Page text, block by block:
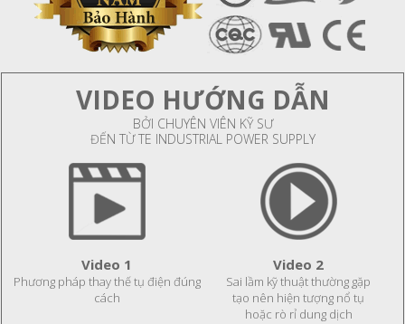
VIDEO HƯỚNG DẪN
BỞI CHUYÊN VIÊN KỸ SƯ
ĐẾN TỪ TE INDUSTRIAL POWER SUPPLY
Video 1
Phương pháp thay thế tụ điện đúng
cách
Video 2
Sai lầm kỹ thuật thường gặp
tạo nên hiện tượng nổ tụ
hoặc rò rỉ dung dịch